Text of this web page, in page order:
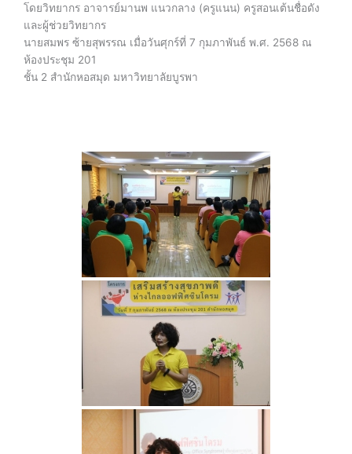
โดยวิทยากร อาจารย์มานพ แนวกลาง (ครูแนน) ครูสอนเต้นชื่อดัง
และผู้ช่วยวิทยากร
นายสมพร ซ้ายสุพรรณ เมื่อวันศุกร์ที่ 7 กุมภาพันธ์ พ.ศ. 2568 ณ
ห้องประชุม 201
ชั้น 2 สำนักหอสมุด มหาวิทยาลัยบูรพา